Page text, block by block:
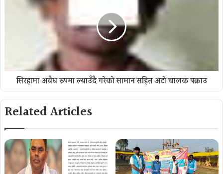
सिरहामा अवैध रुपमा ल्याउँदै गरेको सामान सहित अटो चालक पक्राउ
Related Articles